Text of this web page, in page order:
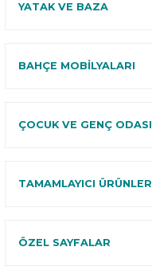
YATAK VE BAZA
BAHÇE MOBİLYALARI
ÇOCUK VE GENÇ ODASI
TAMAMLAYICI ÜRÜNLER
ÖZEL SAYFALAR